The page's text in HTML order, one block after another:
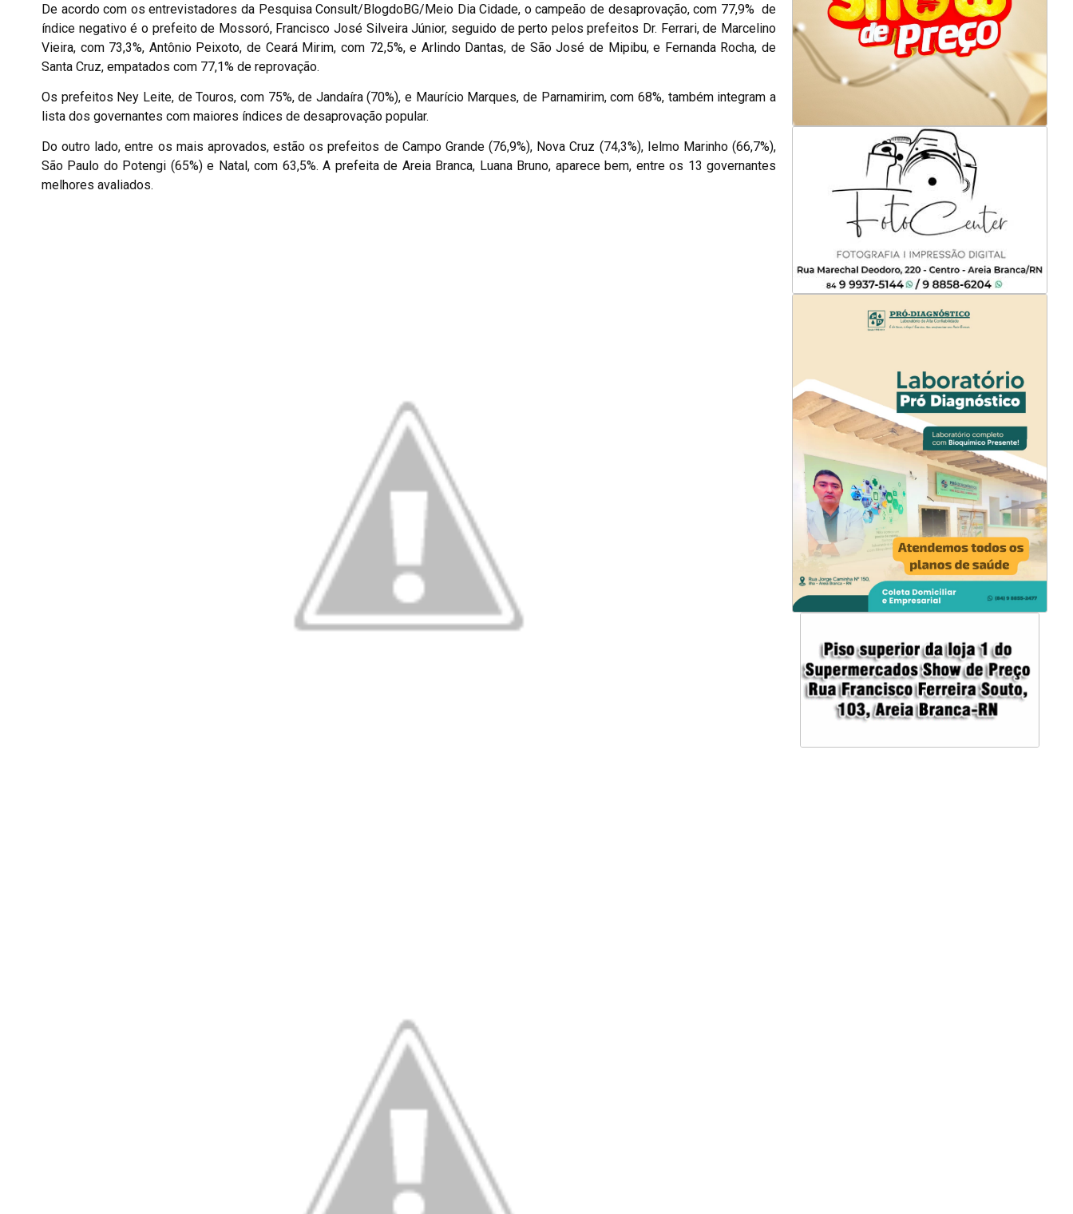
De acordo com os entrevistadores da Pesquisa Consult/BlogdoBG/Meio Dia Cidade, o campeão de desaprovação, com 77,9% de
índice negativo é o prefeito de Mossoró, Francisco José Silveira Júnior, seguido de perto pelos prefeitos Dr. Ferrari, de Marcelino
Vieira, com 73,3%, Antônio Peixoto, de Ceará Mirim, com 72,5%, e Arlindo Dantas, de São José de Mipibu, e Fernanda Rocha, de
Santa Cruz, empatados com 77,1% de reprovação.
Os prefeitos Ney Leite, de Touros, com 75%, de Jandaíra (70%), e Maurício Marques, de Parnamirim, com 68%, também integram a
lista dos governantes com maiores índices de desaprovação popular.
Do outro lado, entre os mais aprovados, estão os prefeitos de Campo Grande (76,9%), Nova Cruz (74,3%), Ielmo Marinho (66,7%),
São Paulo do Potengi (65%) e Natal, com 63,5%. A prefeita de Areia Branca, Luana Bruno, aparece bem, entre os 13 governantes
melhores avaliados.